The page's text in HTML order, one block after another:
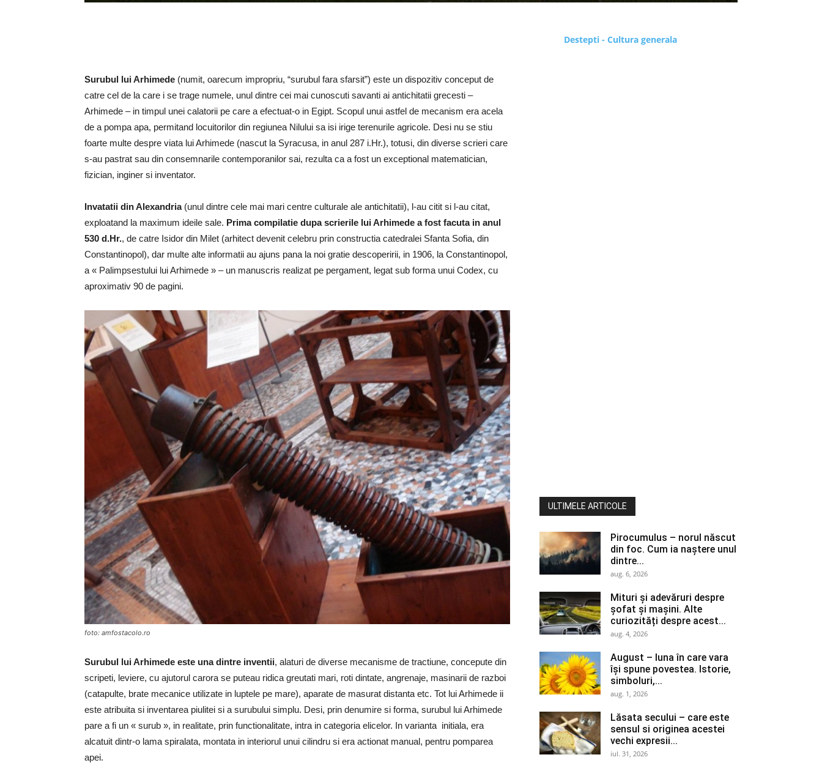
Surubul lui Arhimede (numit, oarecum impropriu, “surubul fara sfarsit”) este un dispozitiv conceput de
catre cel de la care i se trage numele, unul dintre cei mai cunoscuti savanti ai antichitatii grecesti –
Arhimede – in timpul unei calatorii pe care a efectuat-o in Egipt. Scopul unui astfel de mecanism era acela
de a pompa apa, permitand locuitorilor din regiunea Nilului sa isi irige terenurile agricole. Desi nu se stiu
foarte multe despre viata lui Arhimede (nascut la Syracusa, in anul 287 i.Hr.), totusi, din diverse scrieri care
s-au pastrat sau din consemnarile contemporanilor sai, rezulta ca a fost un exceptional matematician,
fizician, inginer si inventator.
Invatatii din Alexandria(unul dintre cele mai mari centre culturale ale antichitatii), l-au citit si l-au citat,
exploatand la maximum ideile sale. Prima compilatie dupa scrierile lui Arhimede a fost facuta in anul
530 d.Hr., de catre Isidor din Milet (arhitect devenit celebru prin constructia catedralei Sfanta Sofia, din
Constantinopol), dar multe alte informatii au ajuns pana la noi gratie descoperirii, in 1906, la Constantinopol,
a « Palimpsestului lui Arhimede » – un manuscris realizat pe pergament, legat sub forma unui Codex, cu
aproximativ 90 de pagini.
foto: amfostacolo.ro
Surubul lui Arhimede este una dintre inventii, alaturi de diverse mecanisme de tractiune, concepute din
scripeti, leviere, cu ajutorul carora se puteau ridica greutati mari, roti dintate, angrenaje, masinarii de razboi
(catapulte, brate mecanice utilizate in luptele pe mare), aparate de masurat distanta etc. Tot lui Arhimede ii
este atribuita si inventarea piulitei si a surubului simplu. Desi, prin denumire si forma, surubul lui Arhimede
pare a fi un « surub », in realitate, prin functionalitate, intra in categoria elicelor. In varianta initiala, era
alcatuit dintr-o lama spiralata, montata in interiorul unui cilindru si era actionat manual, pentru pomparea
apei.
Destepti - Cultura generala
ULTIMELE ARTICOLE
Pirocumulus – norul născut
din foc. Cum ia naștere unul
dintre...
aug. 6, 2026
Mituri și adevăruri despre
șofat și mașini. Alte
curiozități despre acest...
aug. 4, 2026
August – luna în care vara
își spune povestea. Istorie,
simboluri,...
aug. 1, 2026
Lăsata secului – care este
sensul si originea acestei
vechi expresii...
iul. 31, 2026